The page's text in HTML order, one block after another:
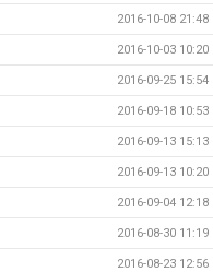
2016-10-08 21:48
2016-10-03 10:20
2016-09-25 15:54
2016-09-18 10:53
2016-09-13 15:13
2016-09-13 10:20
2016-09-04 12:18
2016-08-30 11:19
2016-08-23 12:56